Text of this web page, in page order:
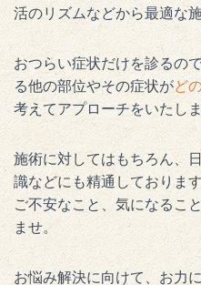
活のリズムなどから最適な
おつらい症状だけを診るの
る他の部位やその症状がど
考えてアプローチをいたし
施術に対してはもちろん、
識などにも精通しておりま
ご不安なこと、気になるこ
ませ。
お悩み解決に向けて、お力